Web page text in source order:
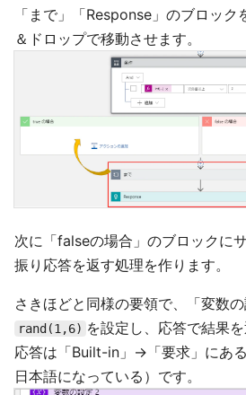
「まで」「Response」のブロッ
＆ドロップで移動させます。
次に「falseの場合」のブロックに
振り応答を返す処理を作ります。
さきほどと同様の要領で、「変数
rand(1,6) を設定し、応答で結果を
応答は「Built-in」→「要求」にあ
日本語になっている）です。